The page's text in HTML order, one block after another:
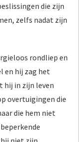
die zijn
zelfs nadat zijn
rondliep en
en hij zag het
hij in zijn leven
overtuigingen die
die hem niet